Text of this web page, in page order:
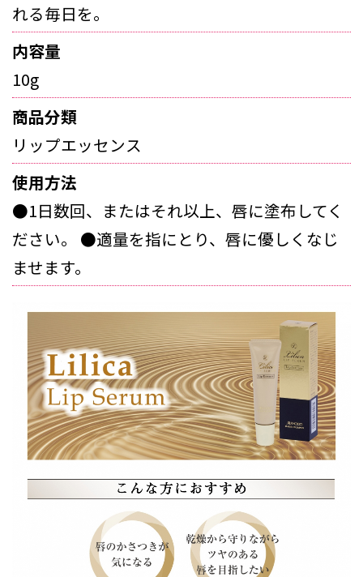
れる毎日を。
内容量
10g
商品分類
リップエッセンス
使用方法
●1日数回、またはそれ以上、唇に塗布してく
ださい。 ●適量を指にとり、唇に優しくなじ
ませます。